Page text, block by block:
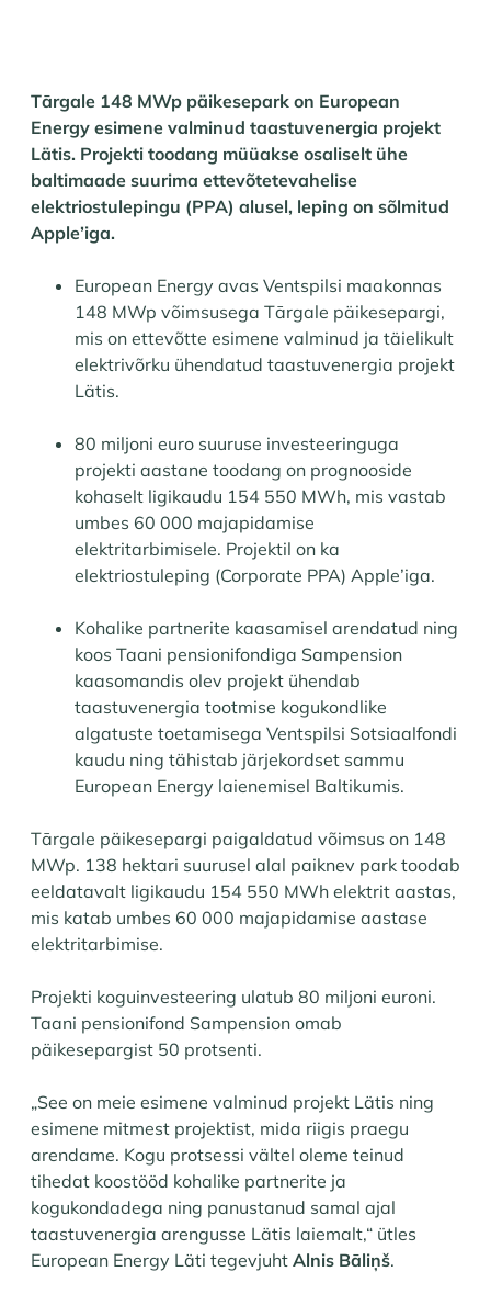
Tārgale 148 MWp päikesepark on European
Energy esimene valminud taastuvenergia projekt
Lätis. Projekti toodang müüakse osaliselt ühe
baltimaade suurima ettevõtetevahelise
elektriostulepingu (PPA) alusel, leping on sõlmitud
Apple’iga.
European Energy avas Ventspilsi maakonnas
148 MWp võimsusega Tārgale päikesepargi,
mis on ettevõtte esimene valminud ja täielikult
elektrivõrku ühendatud taastuvenergia projekt
Lätis.
80 miljoni euro suuruse investeeringuga
projekti aastane toodang on prognooside
kohaselt ligikaudu 154 550 MWh, mis vastab
umbes 60 000 majapidamise
elektritarbimisele. Projektil on ka
elektriostuleping (Corporate PPA) Apple’iga.
Kohalike partnerite kaasamisel arendatud ning
koos Taani pensionifondiga Sampension
kaasomandis olev projekt ühendab
taastuvenergia tootmise kogukondlike
algatuste toetamisega Ventspilsi Sotsiaalfondi
kaudu ning tähistab järjekordset sammu
European Energy laienemisel Baltikumis.
Tārgale päikesepargi paigaldatud võimsus on 148
MWp. 138 hektari suurusel alal paiknev park toodab
eeldatavalt ligikaudu 154 550 MWh elektrit aastas,
mis katab umbes 60 000 majapidamise aastase
elektritarbimise.
Projekti koguinvesteering ulatub 80 miljoni euroni.
Taani pensionifond Sampension omab
päikesepargist 50 protsenti.
„See on meie esimene valminud projekt Lätis ning
esimene mitmest projektist, mida riigis praegu
arendame. Kogu protsessi vältel oleme teinud
tihedat koostööd kohalike partnerite ja
kogukondadega ning panustanud samal ajal
taastuvenergia arengusse Lätis laiemalt,“ ütles
European Energy Läti tegevjuht Alnis Bāliņš.